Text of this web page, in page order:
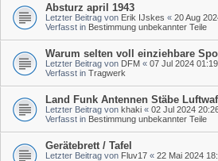
Absturz april 1943
Letzter Beitrag von Erik IJskes « 20 Aug
Verfasst in Bestimmung unbekannter Teile
Warum selten voll einziehbare
Letzter Beitrag von DFM « 07 Jul 2024 01:19
Verfasst in Tragwerk
Land Funk Antennen Stäbe
Letzter Beitrag von khaki « 02 Jul 2024
Verfasst in Bestimmung unbekannter Teile
Gerätebrett / Tafel
Letzter Beitrag von Fluv17 « 22 Mai 2024